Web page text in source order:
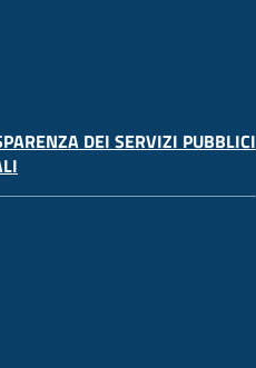
DEI SERVIZI PUBBLICI